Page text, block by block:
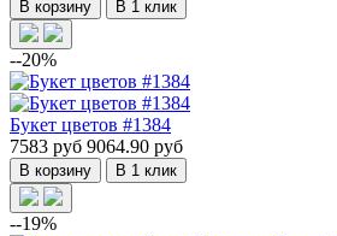
В корзину В 1 клик
--20%
Букет цветов #1384
7583 руб 9064.90 руб
В корзину В 1 клик
--19%